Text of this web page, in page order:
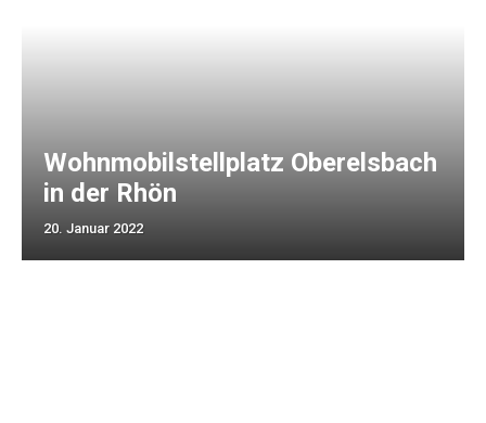
Wohnmobilstellplatz Oberelsbach
in der Rhön
20. Januar 2022